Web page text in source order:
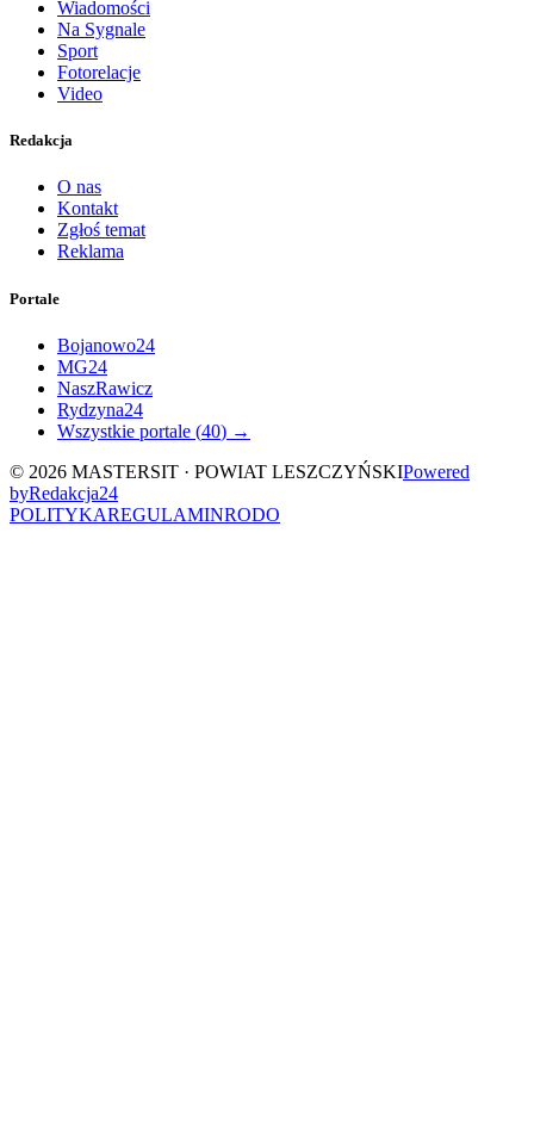
Wiadomości
Na Sygnale
Sport
Fotorelacje
Video
Redakcja
O nas
Kontakt
Zgłoś temat
Reklama
Portale
Bojanowo24
MG24
NaszRawicz
Rydzyna24
Wszystkie portale (40) →
© 2026 MASTERSIT · POWIAT LESZCZYŃSKIPowered
byRedakcja24
POLITYKAREGULAMINRODO